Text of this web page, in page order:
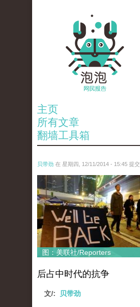
主页
所有文章
翻墙工具箱
贝带劲 在 星期四, 12/11/2014 - 15:45 提交
reporters_18475535.jpg
图：美联社/Reporters
后占中时代的抗争
文/: 贝带劲